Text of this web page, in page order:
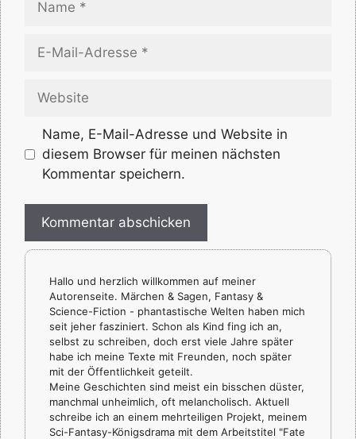
Mail-
Name, E-Mail-Adresse und Website in
diesem Browser für meinen nächsten
Kommentar speichern.
Hallo und herzlich willkommen auf meiner
Autorenseite. Märchen & Sagen, Fantasy &
Science-Fiction - phantastische Welten haben mich
seit jeher fasziniert. Schon als Kind fing ich an,
selbst zu schreiben, doch erst viele Jahre später
habe ich meine Texte mit Freunden, noch später
mit der Öffentlichkeit geteilt.
Meine Geschichten sind meist ein bisschen düster,
manchmal unheimlich, oft melancholisch. Aktuell
schreibe ich an einem mehrteiligen Projekt, meinem
Sci-Fantasy-Königsdrama mit dem Arbeitstitel "Fate